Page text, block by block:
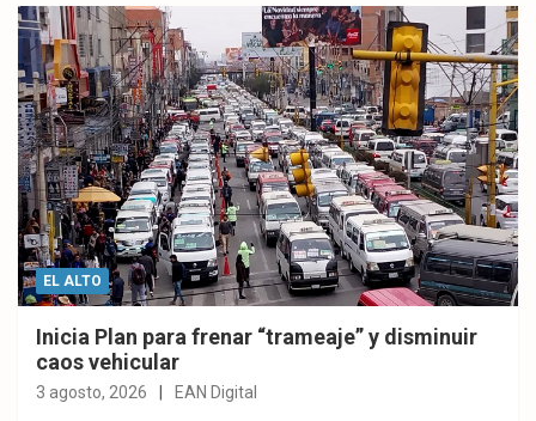
EL ALTO
Inicia Plan para frenar “trameaje” y disminuir
caos vehicular
3 agosto, 2026 EAN Digital